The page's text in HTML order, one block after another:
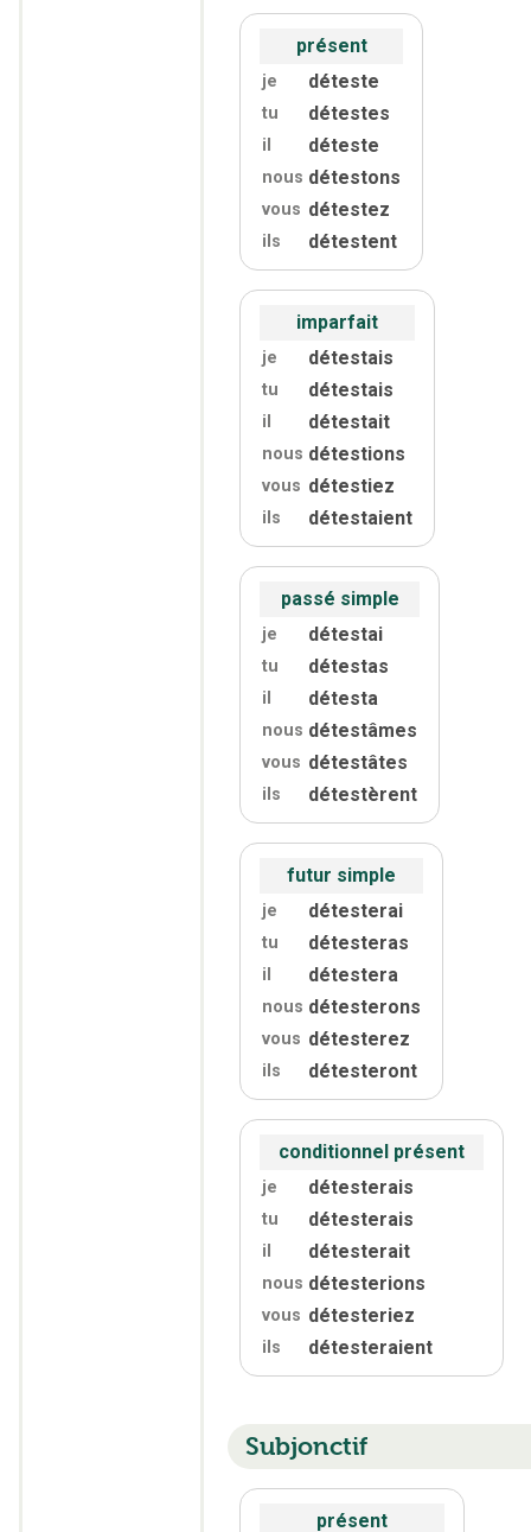
présent
je déteste
tu détestes
il déteste
nous détestons
vous détestez
ils détestent
imparfait
je détestais
tu détestais
il détestait
nous détestions
vous détestiez
ils détestaient
passé simple
je détestai
tu détestas
il détesta
nous détestâmes
vous détestâtes
ils détestèrent
futur simple
je détesterai
tu détesteras
il détestera
nous détesterons
vous détesterez
ils détesteront
conditionnel présent
je détesterais
tu détesterais
il détesterait
nous détesterions
vous détesteriez
ils détesteraient
Subjonctif
présent